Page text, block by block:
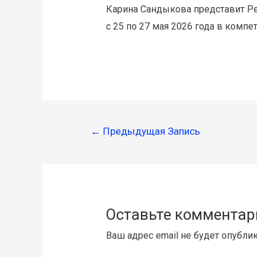
Карина Сандыкова представит
с 25 по 27 мая 2026 года в
← Предыдущая Запись
Оставьте
Ваш адрес email не будет